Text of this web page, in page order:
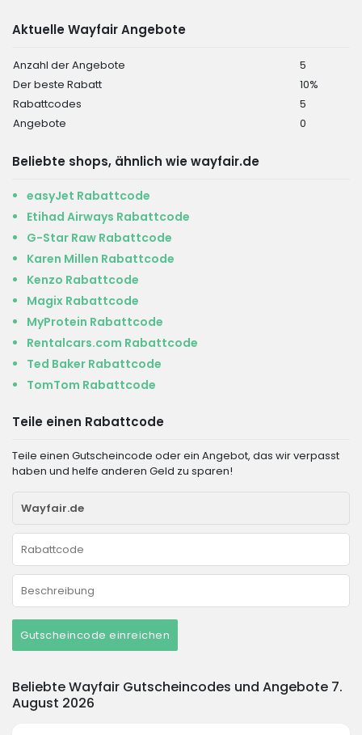
Aktuelle Wayfair Angebote
Anzahl der Angebote
5
Der beste Rabatt
10%
Rabattcodes
5
Angebote
0
Beliebte shops, ähnlich wie wayfair.de
easyJet Rabattcode
Etihad Airways Rabattcode
G-Star Raw Rabattcode
Karen Millen Rabattcode
Kenzo Rabattcode
Magix Rabattcode
MyProtein Rabattcode
Rentalcars.com Rabattcode
Ted Baker Rabattcode
TomTom Rabattcode
Teile einen Rabattcode
Teile einen Gutscheincode oder ein Angebot, das wir verpasst
haben und helfe anderen Geld zu sparen!
Gutscheincode einreichen
Beliebte Wayfair Gutscheincodes und Angebote 7.
August 2026